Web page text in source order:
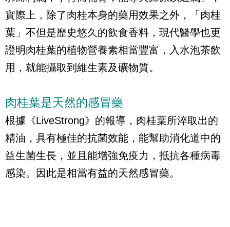
實際上，除了肉桂本身的藥用效果之外，「肉桂
葉」不但是歷史悠久的飲食香料，現代醫學也更
證明肉桂葉的植物營養素相當豐富，入水泡茶飲
用，就能攝取到維生素及礦物質。
肉桂葉是天然的感冒藥
根據《LiveStrong》的報導，肉桂葉所淬取出的
精油，具有極佳的抗菌效能，能幫助消化道中的
益生菌生長，並且能增強免疫力，抵抗各種病毒
感染。因此是相當有益的天然感冒藥。